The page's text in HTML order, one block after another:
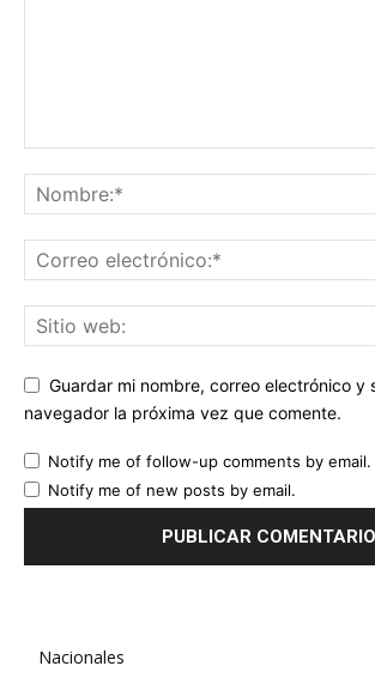
Guardar mi nombre, correo electrónico y
navegador la próxima vez que comente.
Notify me of follow-up comments by email.
Notify me of new posts by email.
Nacionales